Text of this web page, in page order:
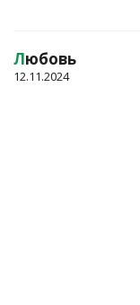
Любовь
12.11.2024